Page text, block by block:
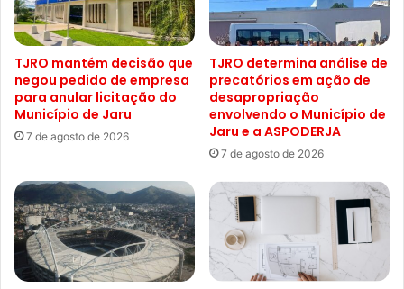
TJRO mantém decisão que
negou pedido de empresa
para anular licitação do
Município de Jaru
7 de agosto de 2026
TJRO determina análise de
precatórios em ação de
desapropriação
envolvendo o Município de
Jaru e a ASPODERJA
7 de agosto de 2026